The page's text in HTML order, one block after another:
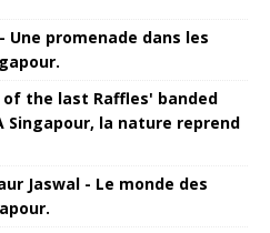
Une promenade dans les
the last Raffles' banded
Singapour, la nature reprend
Jaswal - Le monde des